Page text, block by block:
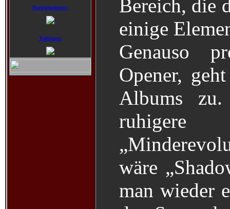
Sureshotworx:
Trollzorn:
Bereich, die
einige
Genauso
Opener,
Albums
wäre
man wieder